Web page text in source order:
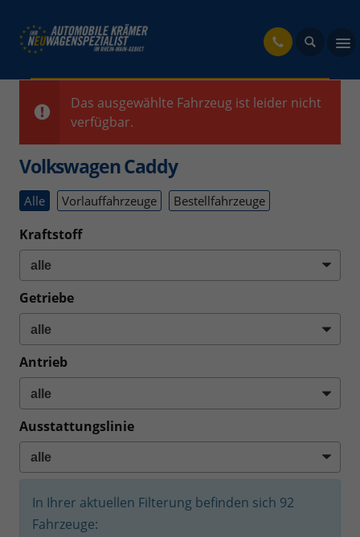
Das ausgewählte Fahrzeug ist leider nicht
verfügbar.
Volkswagen Caddy
Alle Vorlauffahrzeuge Bestellfahrzeuge
Kraftstoff
Getriebe
Antrieb
Ausstattungslinie
In Ihrer aktuellen Filterung befinden sich 92
Fahrzeuge: